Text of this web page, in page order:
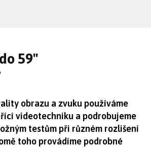
59"
obrazu a zvuku používáme
videotechniku a podrobujeme
testům při různém rozlišení
toho provádíme podrobné